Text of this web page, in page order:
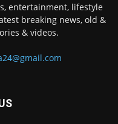
entertainment, lifestyle
breaking news, old &
& videos.